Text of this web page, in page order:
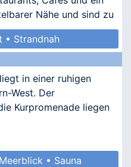
Nähe und sind zu
• Strandnah
in einer ruhigen
West. Der
Kurpromenade liegen
• Sauna